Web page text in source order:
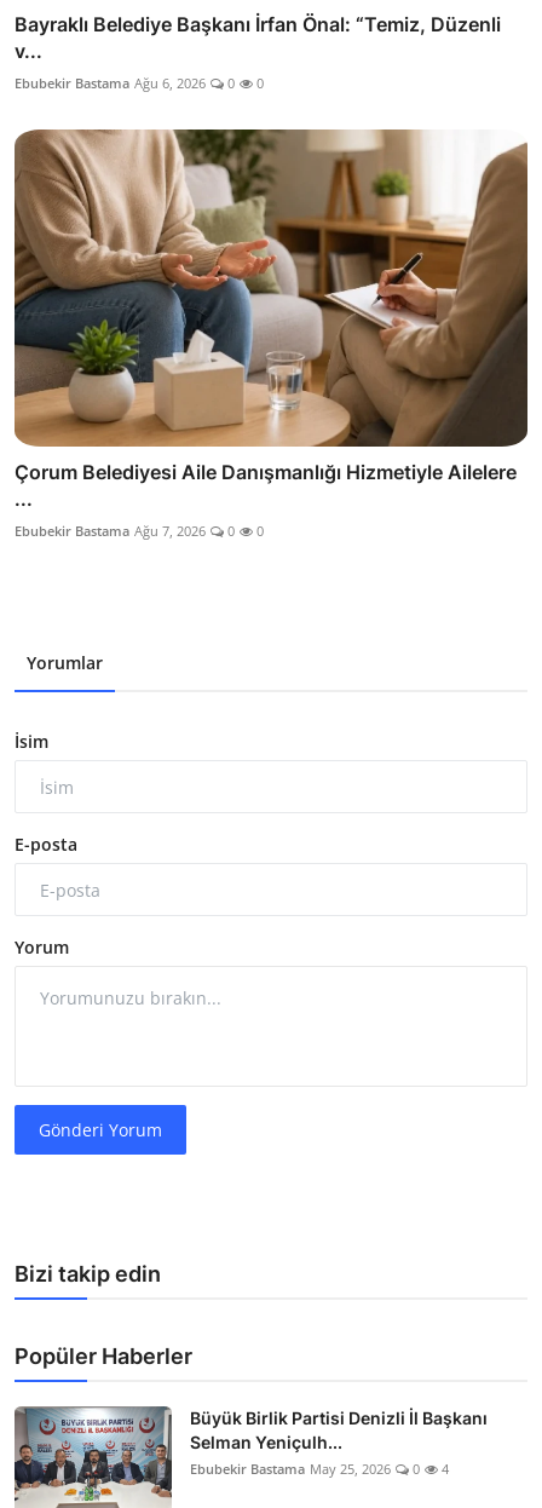
Bayraklı Belediye Başkanı İrfan Önal: “Temiz, Düzenli
v...
Ebubekir Bastama Ağu 6, 2026 0 0
Çorum Belediyesi Aile Danışmanlığı Hizmetiyle Ailelere
...
Ebubekir Bastama Ağu 7, 2026 0 0
Yorumlar
İsim
E-posta
Yorum
Gönderi Yorum
Bizi takip edin
Popüler Haberler
Büyük Birlik Partisi Denizli İl Başkanı
Selman Yeniçulh...
Ebubekir Bastama May 25, 2026 0 4